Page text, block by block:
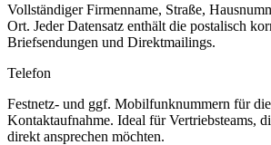
Vollständiger Firmenname, Straße,
Ort. Jeder Datensatz enthält die postalisch
Briefsendungen und Direktmailings.
Telefon
Festnetz- und ggf. Mobilfunknummern für
Kontaktaufnahme. Ideal für Vertriebsteams,
direkt ansprechen möchten.